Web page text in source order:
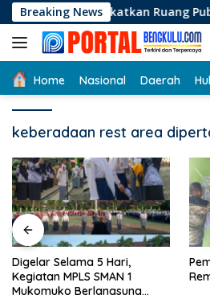
Langsung
ke
konten
Breaking NewsRuang Publik dan
Home Nasional Daerah
keberadaan rest area
Pemdes Talang Kuning
Rembug Stunting